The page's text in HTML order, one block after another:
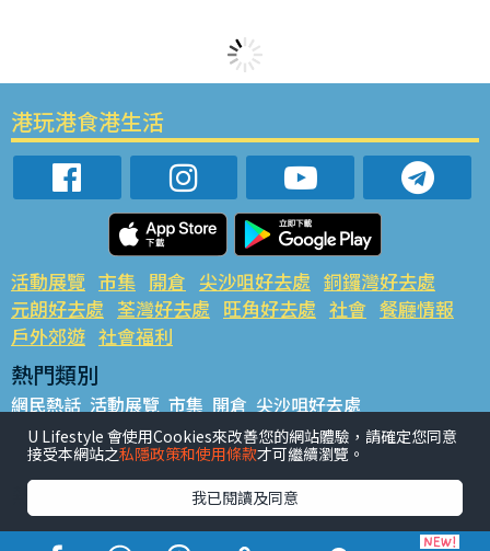
港玩港食港生活
活動展覽 市集 開倉 尖沙咀好去處 銅鑼灣好去處
元朗好去處 荃灣好去處 旺角好去處 社會 餐廳情報
戶外郊遊 社會福利
熱門類別
網民熱話 活動展覽 市集 開倉 尖沙咀好去處
銅鑼灣好去處 元朗好去處 荃灣好去處 旺角好去處 社會
餐廳情報 戶外郊遊
熱門標籤
#UGO搵好去處 #人氣活動推介 #美食社群熱話
U Lifestyle 會使用Cookies來改善您的網站體驗，請確定您同意
接受本網站之私隱政策和使用條款才可繼續瀏覽。
我已閱讀及同意